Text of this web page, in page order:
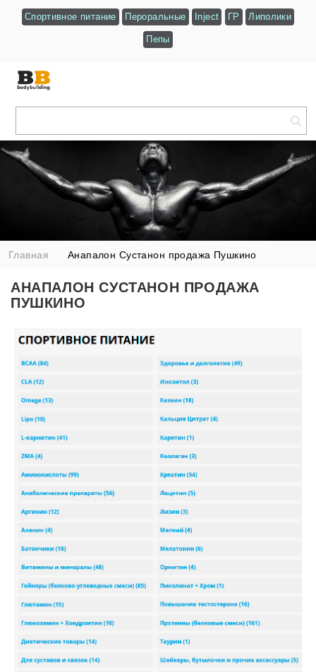
Спортивное питание Пероральные Inject ГР Липолики
Пепы
Главная Анапалон Сустанон продажа Пушкино
АНАПАЛОН СУСТАНОН ПРОДАЖА
ПУШКИНО